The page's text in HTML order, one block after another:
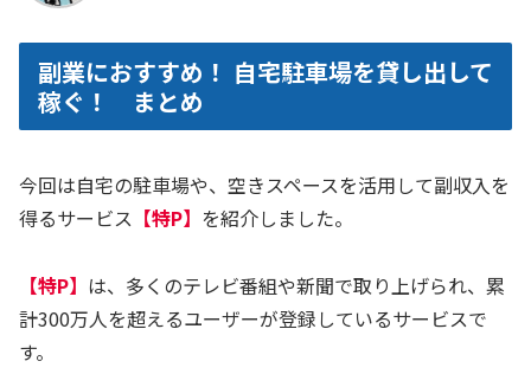
副業におすすめ！ 自宅駐車場を貸し出して
稼ぐ！ まとめ
今回は自宅の駐車場や、空きスペースを活用して副収入を
得るサービス 【特P】 を紹介しました。
【特P】 は、多くのテレビ番組や新聞で取り上げられ、累
計300万人を超えるユーザーが登録しているサービスで
す。